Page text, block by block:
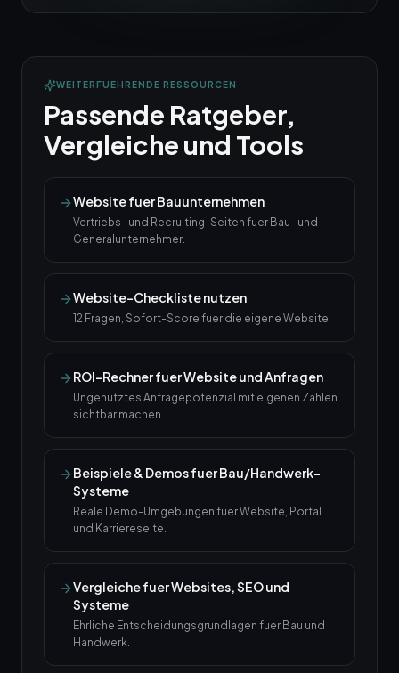
WEITERFUEHRENDE RESSOURCEN
Passende Ratgeber,
Vergleiche und Tools
Website fuer Bauunternehmen
Vertriebs- und Recruiting-Seiten fuer Bau- und
Generalunternehmer.
Website-Checkliste nutzen
12 Fragen, Sofort-Score fuer die eigene Website.
ROI-Rechner fuer Website und Anfragen
Ungenutztes Anfragepotenzial mit eigenen Zahlen
sichtbar machen.
Beispiele & Demos fuer Bau/Handwerk-
Systeme
Reale Demo-Umgebungen fuer Website, Portal
und Karriereseite.
Vergleiche fuer Websites, SEO und
Systeme
Ehrliche Entscheidungsgrundlagen fuer Bau und
Handwerk.